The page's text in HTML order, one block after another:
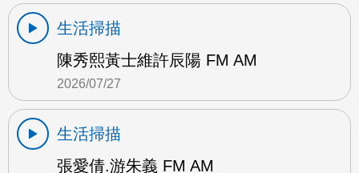
生活掃描
陳秀熙黃士維許辰陽 FM AM
2026/07/27
生活掃描
張愛倩.游朱義 FM AM